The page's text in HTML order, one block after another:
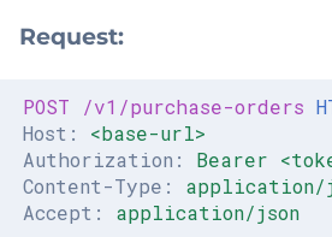
Request:
POST /v1/purchase-orders
Host :
<base-url>
Authorization :
Bearer
Content-Type :
application/
Accept : application/json